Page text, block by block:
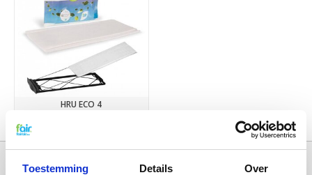
Toestemming Details Over
HRU ECO 4